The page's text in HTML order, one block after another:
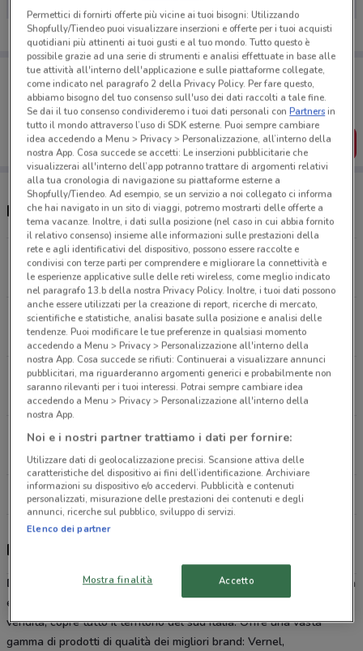
Porta DoveConviene sempre con te!
Puoi trovare le migliori offerte dei negozi vicino a te,
salvarle e creare la tua lista del risparmio, comodamente
dal tuo cellulare.
SCARICA L’APP
Negozi Dippiu a Caltanissetta
Contrada Gentilomo Enna Bassa
20.5 km
CHIUSO
Contrada Gentilomo Enna Bassa
20.5 km
CHIUSO
Via Martiri D'Ungheria, 14 Valguarnera
28.9 km
CHIUSO
Via Martiri D'Ungheria, 14 Valguarnera
28.9 km
CHIUSO
Tutti i negozi Dippiu
Dippiu, offerte e negozi
Dippiù
è un negozio di articoli per la cura della persona, della casa
e articoli casalinghi con
all'ingrosso. Con oltre 20 punti
vendita, copre tutto il territorio del sud Italia. Offre una vasta
gamma di prodotti di qualità dei migliori brand: Vernel,
Permettici di fornirti offerte più vicine ai tuoi bisogni: Utilizzando
Shopfully/Tiendeo puoi visualizzare inserzioni e offerte per i tuoi acquisti
quotidiani più attinenti ai tuoi gusti e al tuo mondo. Tutto questo è
possibile grazie ad una serie di strumenti e analisi effettuate in base alle
tue attività all'interno dell'applicazione e sulle piattaforme collegate,
come indicato nel paragrafo 2 della Privacy Policy. Per fare questo,
abbiamo bisogno del tuo consenso sull'uso dei dati raccolti a tale fine.
Se dai il tuo consenso condivideremo i tuoi dati personali conPartnersin
tutto il mondo attraverso l’uso di SDK esterne. Puoi sempre cambiare
idea accedendo a Menu > Privacy > Personalizzazione, all’interno della
nostra App. Cosa succede se accetti: Le inserzioni pubblicitarie che
visualizzerai all'interno dell’app potranno trattare di argomenti relativi
alla tua cronologia di navigazione su piattaforme esterne a
Shopfully/Tiendeo. Ad esempio, se un servizio a noi collegato ci informa
che hai navigato in un sito di viaggi, potremo mostrarti delle offerte a
tema vacanze. Inoltre, i dati sulla posizione (nel caso in cui abbia fornito
il relativo consenso) insieme alle informazioni sulle prestazioni della
rete e agli identificativi del dispositivo, possono essere raccolte e
condivisi con terze parti per comprendere e migliorare la connettività e
le esperienze applicative sulle delle reti wireless, come meglio indicato
nel paragrafo 13.b della nostra Privacy Policy. Inoltre, i tuoi dati possono
anche essere utilizzati per la creazione di report, ricerche di mercato,
scientifiche e statistiche, analisi basate sulla posizione e analisi delle
tendenze. Puoi modificare le tue preferenze in qualsiasi momento
accedendo a Menu > Privacy > Personalizzazione all'interno della
nostra App. Cosa succede se rifiuti: Continuerai a visualizzare annunci
pubblicitari, ma riguarderanno argomenti generici e probabilmente non
saranno rilevanti per i tuoi interessi. Potrai sempre cambiare idea
accedendo a Menu > Privacy > Personalizzazione all'interno della
nostra App.
Noi e i nostri partner trattiamo i dati per fornire:
Utilizzare dati di geolocalizzazione precisi. Scansione attiva delle
caratteristiche del dispositivo ai fini dell’identificazione. Archiviare
informazioni su dispositivo e/o accedervi. Pubblicità e contenuti
personalizzati, misurazione delle prestazioni dei contenuti e degli
annunci, ricerche sul pubblico, sviluppo di servizi.
Elenco dei partner
Mostra finalità Accetto